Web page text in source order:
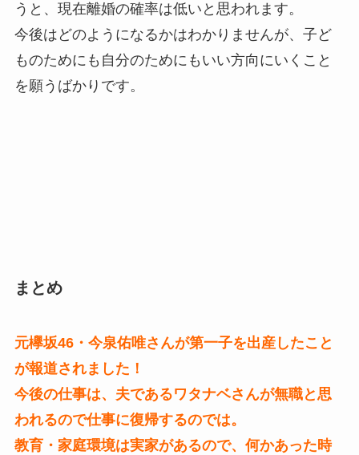
うと、現在離婚の確率は低いと思われます。
今後はどのようになるかはわかりませんが、子ど
ものためにも自分のためにもいい方向にいくこと
を願うばかりです。
まとめ
元欅坂46・今泉佑唯さんが第一子を出産したこと
が報道されました！
今後の仕事は、夫であるワタナベさんが無職と思
われるので仕事に復帰するのでは。
教育・家庭環境は実家があるので、何かあった時